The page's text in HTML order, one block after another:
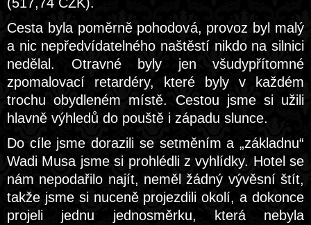
Cesta byla poměrně pohodová, provoz byl malý
a nic nepředvídatelného naštěstí nikdo na silnici
nedělal. Otravné byly jen všudypřítomné
zpomalovací retardéry, které byly v každém
trochu obydleném místě. Cestou jsme si užili
hlavně výhledů do pouště i západu slunce.
Do cíle jsme dorazili se setměním a „základnu“
Wadi Musa jsme si prohlédli z vyhlídky. Hotel se
nám nepodařilo najít, neměl žádný vývěsní štít,
takže jsme si nuceně projezdili okolí, a dokonce
projeli jednu jednosměrku, která nebyla